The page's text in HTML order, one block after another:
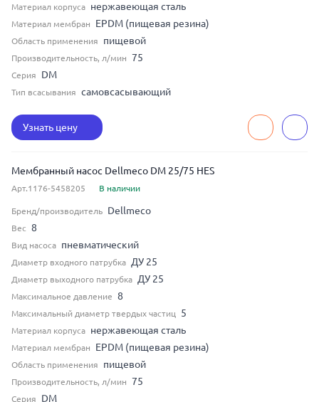
Материал корпуса нержавеющая сталь
Материал мембран EPDM (пищевая резина)
Область применения пищевой
Производительность, л/мин 75
Серия DM
Тип всасывания самовсасывающий
Узнать цену
Мембранный насос Dellmeco DM 25/75 HES
Арт.1176-5458205 В наличии
Бренд/производитель Dellmeco
Вес 8
Вид насоса пневматический
Диаметр входного патрубка ДУ 25
Диаметр выходного патрубка ДУ 25
Максимальное давление 8
Максимальный диаметр твердых частиц 5
Материал корпуса нержавеющая сталь
Материал мембран EPDM (пищевая резина)
Область применения пищевой
Производительность, л/мин 75
Серия DM